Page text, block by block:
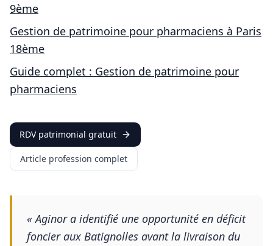
9ème
Gestion de patrimoine pour pharmaciens à Paris
18ème
Guide complet : Gestion de patrimoine pour
pharmaciens
RDV patrimonial gratuit
Article profession complet
«Aginor a identifié une opportunité en déficit
foncier aux Batignolles avant la livraison du